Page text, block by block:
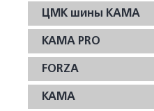
ЦМК шины КАМА
KAMA PRO
FORZA
KAMA